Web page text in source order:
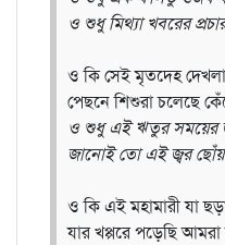
ও শুধু মিথ্যা খবরের
ও কি সেই মৃতদেহ
পেছনে শিশুরা চলেছে
ও শুধু এই ঋতুর সময়ের
জানোই তো এই জ্বর
ও কি এই মহামারী যা
যার খপ্পরে পড়েছি